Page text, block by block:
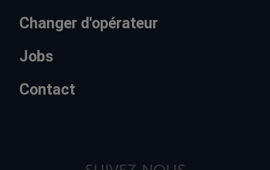
Changer d'opérateur
Jobs
Contact